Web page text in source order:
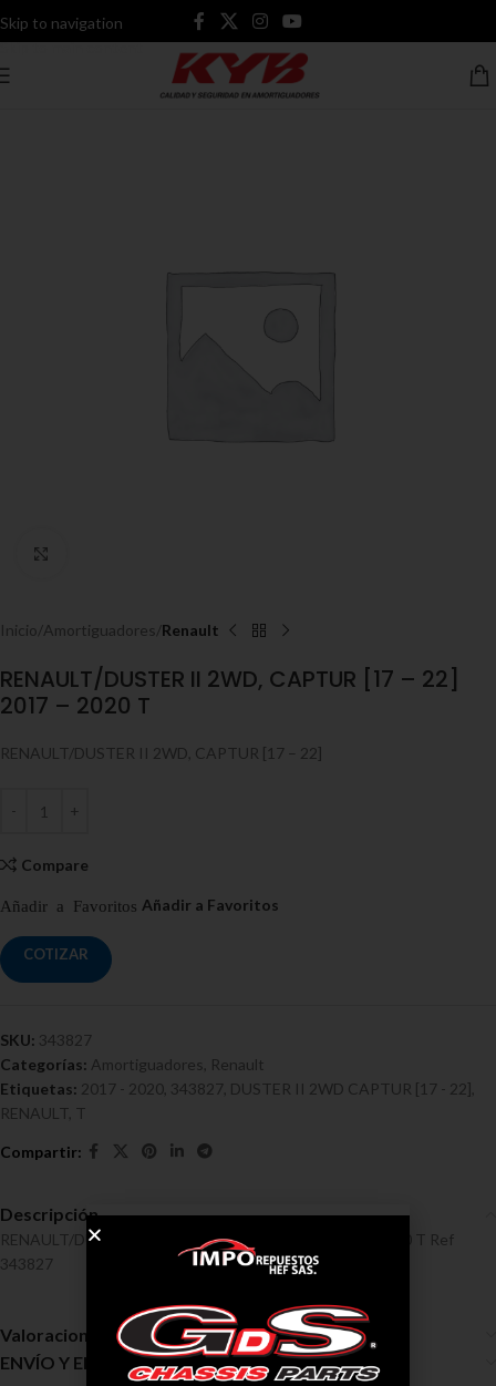
Skip to navigation
Skip to main content
Inicio Amortiguadores Renault
RENAULT/DUSTER II 2WD, CAPTUR [17 – 22]
2017 – 2020 T
RENAULT/DUSTER II 2WD, CAPTUR [17 – 22]
Compare
COTIZAR
SKU: 343827
Categorías: Amortiguadores Renault
Etiquetas: 2017 - 2020 343827 DUSTER II 2WD CAPTUR [17 - 22]
RENAULT T
Descripción
RENAULT/DUSTER II 2WD, CAPTUR [17 – 22] 2017 – 2020 T Ref
343827
Valoraciones (0)
ENVÍO Y ENTREGA